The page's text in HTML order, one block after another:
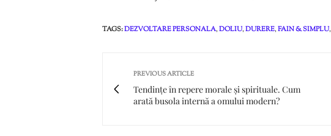
TAGS:DEZVOLTARE PERSONALA,DOLIU,DURERE,FAIN & SIMPLU,
PREVIOUS ARTICLE
Tendințe în repere morale și spirituale. Cum
arată busola internă a omului modern?